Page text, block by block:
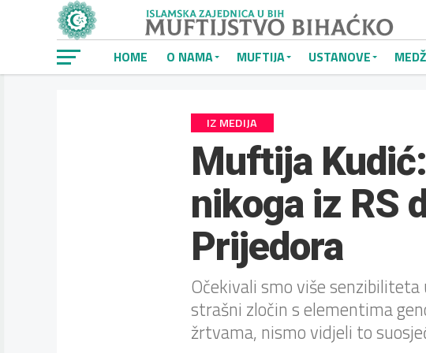
HOME O NAMA MUFTIJA USTANOVE
IZ MEDIJA
Muftija
nikoga iz RS
Prijedora
Očekivali smo više
strašni zločin s elementima
žrtvama, nismo vidjeli to